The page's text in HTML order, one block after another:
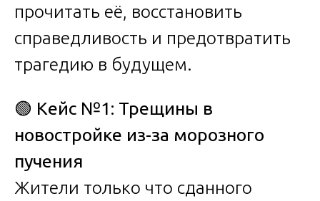
прочитать её, восстановить
справедливость и предотвратить
трагедию в будущем.
🟢 Кейс №1: Трещины в
новостройке из-за морозного
пучения
Жители только что сданного